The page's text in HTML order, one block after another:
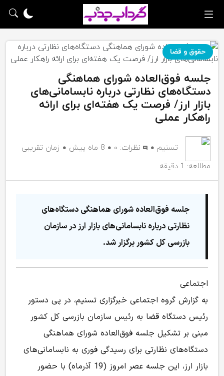
حقوق و قضا
جلسه فوق‌العاده شورای هماهنگی
دستگاه‌های نظارتی درباره نابسامانی‌های
بازار ارز/ فرصت یک هفته‌ای برای ارائه
راهکار عملی
تسنیم نظرات: ۰ 8 ماه پیش
زمان تقریبی
مطالعه: 1 دقیقه
جلسه فوق‌العاده شورای هماهنگی دستگاه‌های
نظارتی درباره نابسامانی‌های بازار ارز در سازمان
بازرسی کل کشور برگزار شد.
اجتماعی
به گزارش گروه اجتماعی خبرگزاری تسنیم، در پی دستور
رئیس دستگاه قضا به رئیس سازمان بازرسی کل کشور
مبنی بر تشکیل جلسه فوق‌العاده شورای هماهنگی
دستگاه‌های نظارتی برای رسیدگی فوری به نابسامانی‌های
بازار ارز، این جلسه عصر امروز (19 آذرماه) با حضور